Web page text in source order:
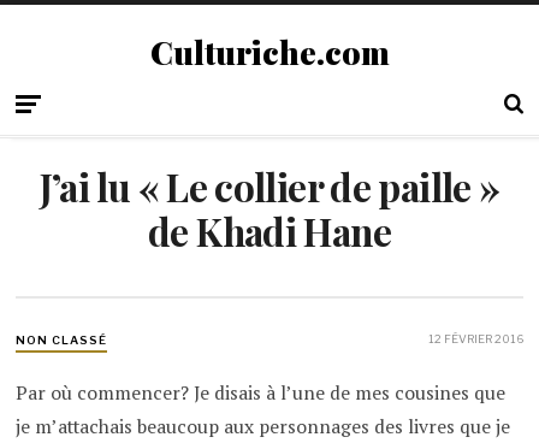
Culturiche.com
J’ai lu « Le collier de paille »
de Khadi Hane
NON CLASSÉ 12 FÉVRIER 2016
Par où commencer? Je disais à l’une de mes cousines que
je m’attachais beaucoup aux personnages des livres que je